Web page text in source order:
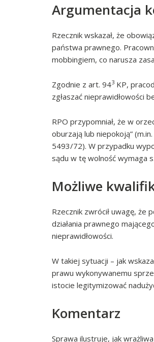
Argumentacja
Rzecznik wskazał, że
państwa prawnego.
mobbingiem, co narusza
Zgodnie z art. 943 KP,
zgłaszać nieprawidłowości
RPO przypomniał, że w
oburzają lub niepokoją”
5493/72). W przypadku
sądu w tę wolność wymaga
Możliwe
Rzecznik zwrócił uwagę, że
działania prawnego
nieprawidłowości.
W takiej sytuacji – jak
prawu wykonywanemu
istocie legitymizować
Komentarz
Sprawa ilustruje, jak